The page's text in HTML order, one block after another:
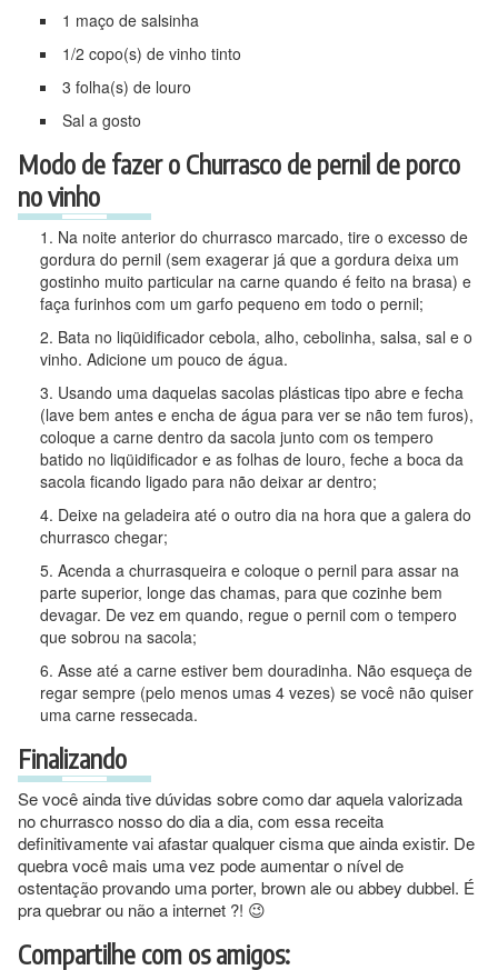
1 maço de salsinha
1/2 copo(s) de vinho tinto
3 folha(s) de louro
Sal a gosto
Modo de fazer o Churrasco de pernil de porco
no vinho
Na noite anterior do churrasco marcado, tire o excesso de
gordura do pernil (sem exagerar já que a gordura deixa um
gostinho muito particular na carne quando é feito na brasa) e
faça furinhos com um garfo pequeno em todo o pernil;
Bata no liqüidificador cebola, alho, cebolinha, salsa, sal e o
vinho. Adicione um pouco de água.
Usando uma daquelas sacolas plásticas tipo abre e fecha
(lave bem antes e encha de água para ver se não tem furos),
coloque a carne dentro da sacola junto com os tempero
batido no liqüidificador e as folhas de louro, feche a boca da
sacola ficando ligado para não deixar ar dentro;
Deixe na geladeira até o outro dia na hora que a galera do
churrasco chegar;
Acenda a churrasqueira e coloque o pernil para assar na
parte superior, longe das chamas, para que cozinhe bem
devagar. De vez em quando, regue o pernil com o tempero
que sobrou na sacola;
Asse até a carne estiver bem douradinha. Não esqueça de
regar sempre (pelo menos umas 4 vezes) se você não quiser
uma carne ressecada.
Finalizando
Se você ainda tive dúvidas sobre como dar aquela valorizada
no churrasco nosso do dia a dia, com essa receita
definitivamente vai afastar qualquer cisma que ainda existir. De
quebra você mais uma vez pode aumentar o nível de
ostentação provando uma porter, brown ale ou abbey dubbel. É
pra quebrar ou não a internet ?! 😉
Compartilhe com os amigos: